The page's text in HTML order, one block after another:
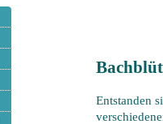
Entstanden